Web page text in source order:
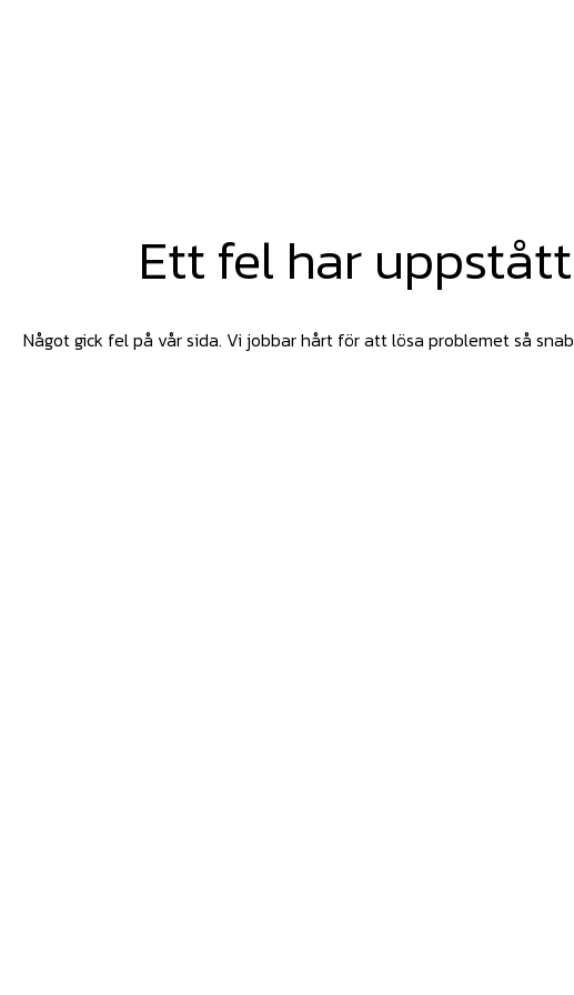
Ett fel har uppstått
Något gick fel på vår sida. Vi jobbar hårt för att lösa problemet så